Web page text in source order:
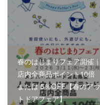
春のはじまりフェア開催｜
店内全商品ポイント10倍
または 5％OFF【春のアウ
トドアフェア】